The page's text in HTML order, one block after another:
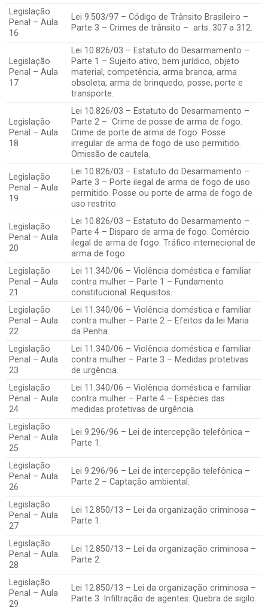
Legislação
Penal – Aula
16
Lei 9.503/97 – Código de Trânsito Brasileiro –
Parte 3 – Crimes de trânsito – arts. 307 a 312.
Legislação
Penal – Aula
17
Lei 10.826/03 – Estatuto do Desarmamento –
Parte 1 – Sujeito ativo, bem jurídico, objeto
material, competência, arma branca, arma
obsoleta, arma de brinquedo, posse, porte e
transporte.
Legislação
Penal – Aula
18
Lei 10.826/03 – Estatuto do Desarmamento –
Parte 2 – Crime de posse de arma de fogo.
Crime de porte de arma de fogo. Posse
irregular de arma de fogo de uso permitido.
Omissão de cautela.
Legislação
Penal – Aula
19
Lei 10.826/03 – Estatuto do Desarmamento –
Parte 3 – Porte ilegal de arma de fogo de uso
permitido. Posse ou porte de arma de fogo de
uso restrito.
Legislação
Penal – Aula
20
Lei 10.826/03 – Estatuto do Desarmamento –
Parte 4 – Disparo de arma de fogo. Comércio
ilegal de arma de fogo. Tráfico internecional de
arma de fogo.
Legislação
Penal – Aula
21
Lei 11.340/06 – Violência doméstica e familiar
contra mulher – Parte 1 – Fundamento
constitucional. Requisitos.
Legislação
Penal – Aula
22
Lei 11.340/06 – Violência doméstica e familiar
contra mulher – Parte 2 – Efeitos da lei Maria
da Penha.
Legislação
Penal – Aula
23
Lei 11.340/06 – Violência doméstica e familiar
contra mulher – Parte 3 – Medidas protetivas
de urgência.
Legislação
Penal – Aula
24
Lei 11.340/06 – Violência doméstica e familiar
contra mulher – Parte 4 – Espécies das
medidas protetivas de urgência.
Legislação
Penal – Aula
25
Lei 9.296/96 – Lei de intercepção telefônica –
Parte 1.
Legislação
Penal – Aula
26
Lei 9.296/96 – Lei de intercepção telefônica –
Parte 2 – Captação ambiental.
Legislação
Penal – Aula
27
Lei 12.850/13 – Lei da organização criminosa –
Parte 1.
Legislação
Penal – Aula
28
Lei 12.850/13 – Lei da organização criminosa –
Parte 2.
Legislação
Penal – Aula
29
Lei 12.850/13 – Lei da organização criminosa –
Parte 3. Infiltração de agentes. Quebra de sigilo.